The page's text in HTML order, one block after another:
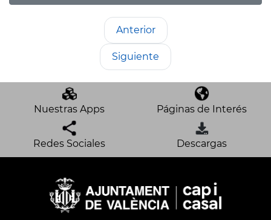
Anterior
Siguiente
Nuestras Apps Páginas de Interés
Redes Sociales Descargas